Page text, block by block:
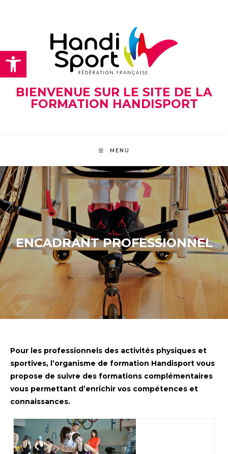
Ouvrir la barre d’outils
BIENVENUE SUR LE SITE DE LA
FORMATION HANDISPORT
MENU
ENCADRANT PROFESSIONNEL
Pour les professionnels des activités physiques et
sportives, l’organisme de formation Handisport vous
propose de suivre des formations complémentaires
vous permettant d’enrichir vos compétences et
connaissances.